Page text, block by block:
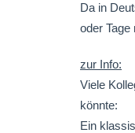
Da in
oder Tage
zur Info:
Viele
könnte:
Ein